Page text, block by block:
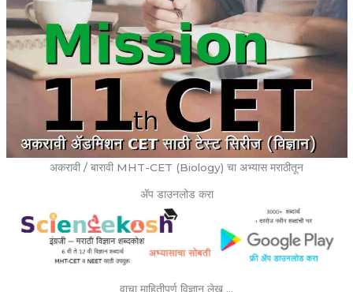
अकरावी / बारावी MHT-CET (Biology) चा अभ्यास मराठीतून
ॲप डाउनलोड करा
वाचा माहितीपूर्ण विज्ञान लेख …